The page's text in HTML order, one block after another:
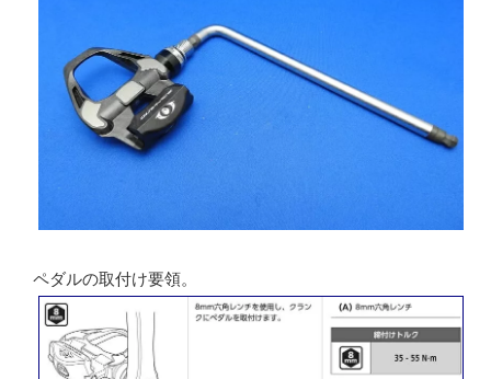
ペダルの取付け要領。